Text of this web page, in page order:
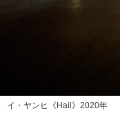
イ・ヤンヒ《Hail》2020年